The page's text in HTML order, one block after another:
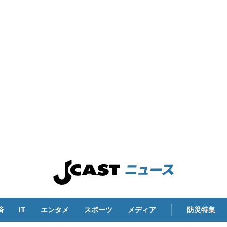
IT エンタメ スポーツ メディア 防災特集